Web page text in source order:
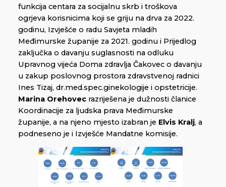
funkcija centara za socijalnu skrb i troškova
ogrjeva korisnicima koji se griju na drva za 2022.
godinu, Izvješće o radu Savjeta mladih
Međimurske županije za 2021. godinu i Prijedlog
zaključka o davanju suglasnosti na odluku
Upravnog vijeća Doma zdravlja Čakovec o davanju
u zakup poslovnog prostora zdravstvenoj radnici
Ines Tizaj, dr.med.spec.ginekologije i opstetricije.
Marina Orehovec razriješena je dužnosti članice
Koordinacije za ljudska prava Međimurske
županije, a na njeno mjesto izabran je Elvis Kralj, a
podneseno je i Izvješće Mandatne komisije.